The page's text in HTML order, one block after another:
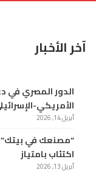
آخر الأخبار
الدور المصري في
الأمريكي-
أبريل 14, 2026
“مصنعك في
اكتئاب بامتياز
أبريل 13, 2026